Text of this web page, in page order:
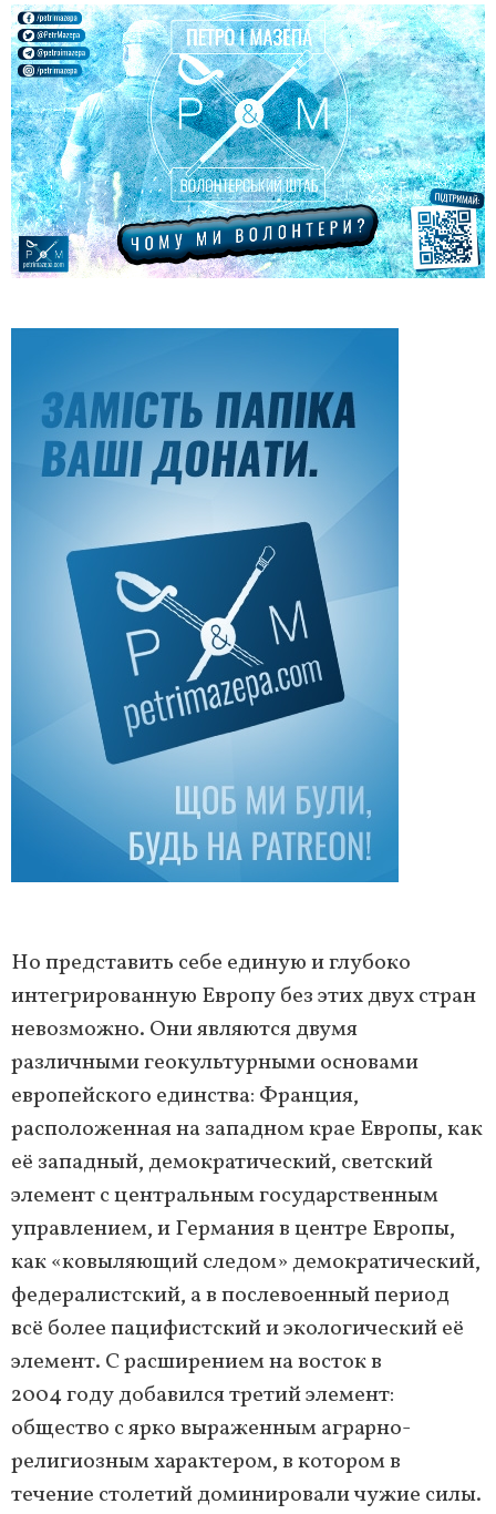
Но представить себе единую и глубоко
интегрированную Европу без этих двух стран
невозможно. Они являются двумя
различными геокультурными основами
европейского единства: Франция,
расположенная на западном крае Европы, как
её западный, демократический, светский
элемент с центральным государственным
управлением, и Германия в центре Европы,
как «ковыляющий следом» демократический,
федералистский, а в послевоенный период
всё более пацифистский и экологический её
элемент. С расширением на восток в
2004 году добавился третий элемент:
общество с ярко выраженным аграрно-
религиозным характером, в котором в
течение столетий доминировали чужие силы.